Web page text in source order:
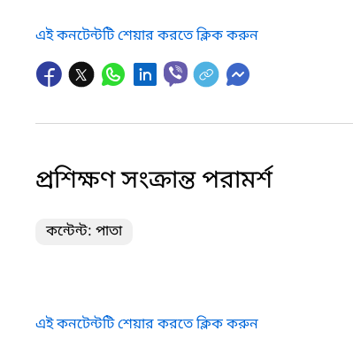
এই কনটেন্টটি শেয়ার করতে ক্লিক করুন
প্রশিক্ষণ সংক্রান্ত পরামর্শ
কন্টেন্ট: পাতা
এই কনটেন্টটি শেয়ার করতে ক্লিক করুন